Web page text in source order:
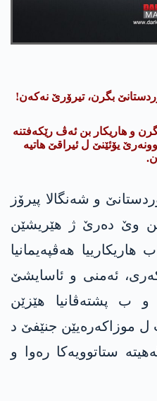
بگرن، تیرۆرێ نەکەن!
و هاریکار بن ئەڤ رێکەفتنە
یۆئێنێ ل ئیراقێ هاتیە
و شەنگالا پیرۆز
وێ دەرێ ژ ھێریشێن
ھەڤپەیمانیا
ئەمنی و ئاسایشێ
و ب پشتەڤانیا ھێزێن
ل موزاکەرەیێن جنێفێ د
ستاتوویەکا رەوا و